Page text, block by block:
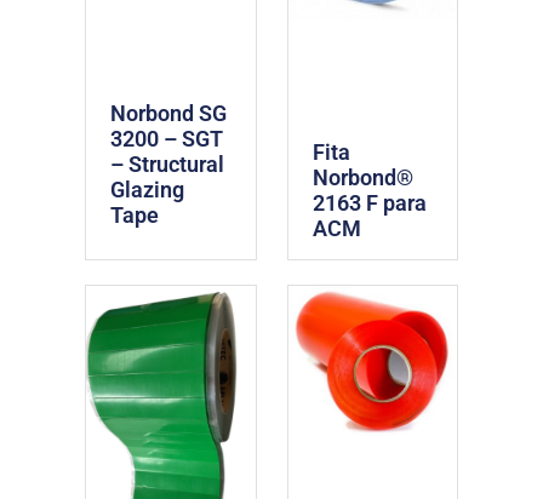
Norbond SG
3200 – SGT
– Structural
Glazing
Tape
Fita
Norbond®
2163 F para
ACM